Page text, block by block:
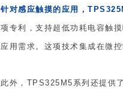
针对感应触摸的应用，
项专利，支持超低功耗电容触
应用需求。这项技术集成在微
此外，TPS325M5系列还提供